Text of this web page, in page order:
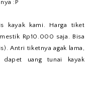
:P
kayak kami. Harga tiket
Rp10.000 saja. Bisa
Antri tiketnya agak lama,
dapet uang tunai kayak